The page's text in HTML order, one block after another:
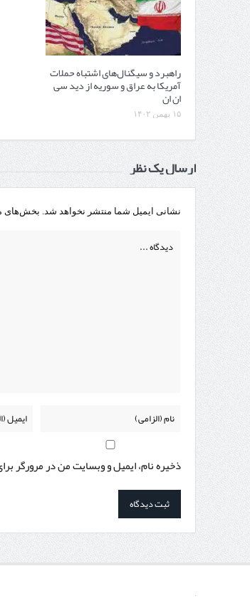
راهبرد و سیگنال‌های اشتباه حملات
آمریکا به عراق و سوریه از دید سی
ان ان
۱۵ بهمن ۱۴۰۲
ارسال یک نظر
نشانی ایمیل شما منتشر نخواهد شد. بخش‌های
ذخیره نام، ایمیل و وبسایت من در مرورگر